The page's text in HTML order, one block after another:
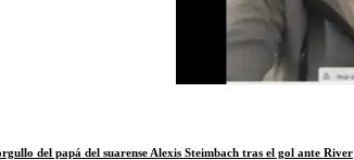
del papá del suarense Alexis Steimbach tras el gol ante River